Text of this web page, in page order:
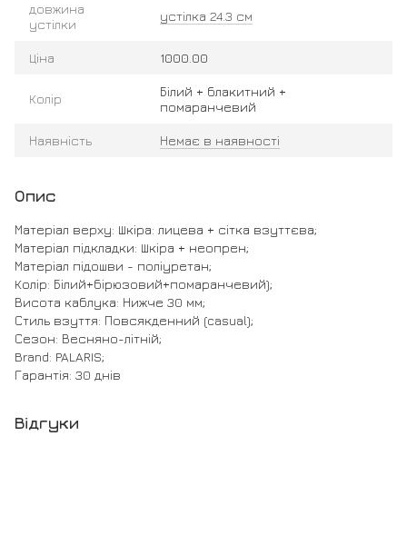
довжина
устілки
устілка 24.3 см
Ціна 1000.00
Колір
Білий + блакитний +
помаранчевий
Наявність Немає в наявності
Опис
Матеріал верху: Шкіра: лицева + сітка взуттєва;
Матеріал підкладки: Шкіра + неопрен;
Матеріал підошви - поліуретан;
Колір: Білий+бірюзовий+помаранчевий);
Висота каблука: Нижче 30 мм;
Стиль взуття: Повсякденний (casual);
Сезон: Весняно-літній;
Brand: PALARIS;
Гарантія: 30 днів
Відгуки